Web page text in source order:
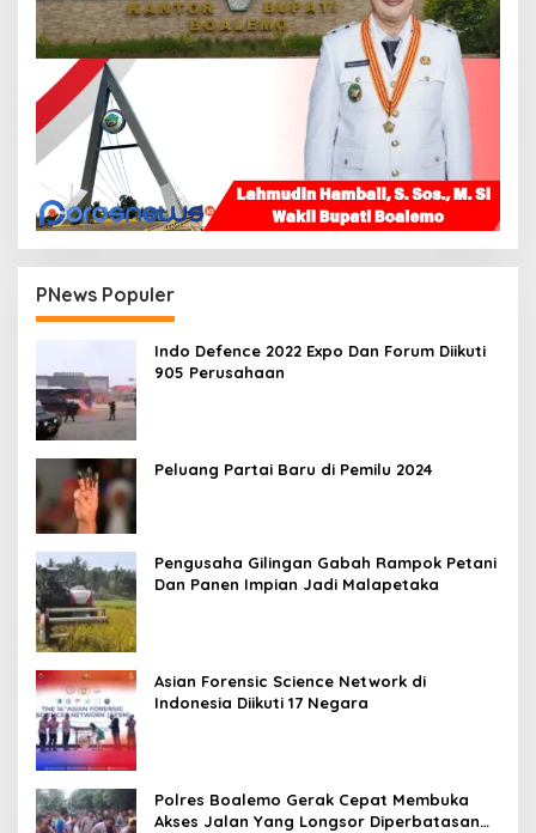
PNews Populer
Indo Defence 2022 Expo Dan Forum Diikuti
905 Perusahaan
Peluang Partai Baru di Pemilu 2024
Pengusaha Gilingan Gabah Rampok Petani
Dan Panen Impian Jadi Malapetaka
Asian Forensic Science Network di
Indonesia Diikuti 17 Negara
Polres Boalemo Gerak Cepat Membuka
Akses Jalan Yang Longsor Diperbatasan